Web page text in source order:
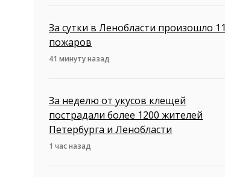
За сутки в Ленобласти произошло 11
пожаров
41 минуту назад
За неделю от укусов клещей
пострадали более 1200 жителей
Петербурга и Ленобласти
1 час назад